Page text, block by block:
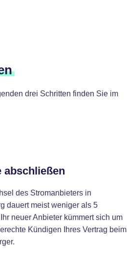
drei Schritten finden Sie im
abschließen
des Stromanbieters in
dauert meist weniger als 5
neuer Anbieter kümmert sich um
Kündigen Ihres Vertrag beim